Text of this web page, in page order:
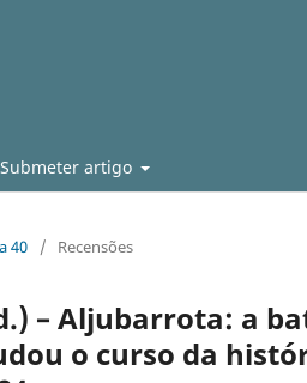
Submeter artigo
40 / Recensões
– Aljubarrota: a
o curso da